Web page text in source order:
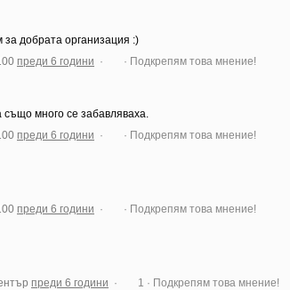
добрата организация :)
преди 6 години · · Подкрепям това мнение!
много се забавляваха.
преди 6 години · · Подкрепям това мнение!
преди 6 години · · Подкрепям това мнение!
преди 6 години · 1 · Подкрепям това мнение!